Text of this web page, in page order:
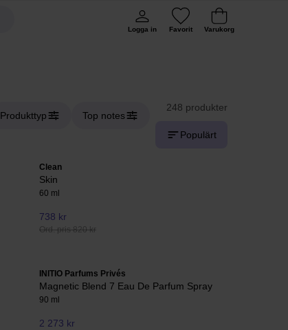
Logga in Favorit Varukorg
Produkttyp Top notes
248 produkter
Populärt
Clean
Skin
60 ml
738 kr
Ord. pris 820 kr
INITIO Parfums Privés
Magnetic Blend 7 Eau De Parfum Spray
90 ml
2 273 kr